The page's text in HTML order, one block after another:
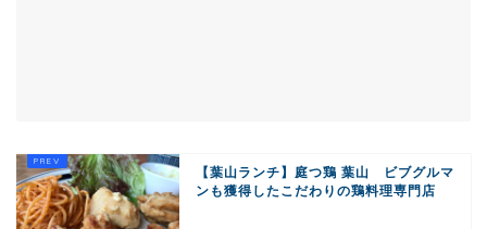
【葉山ランチ】庭つ鶏 葉山 ビブグルマ
ンも獲得したこだわりの鶏料理専門店